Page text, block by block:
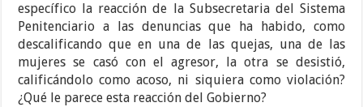
específico la reacción de la Subsecretaria del Sistema
Penitenciario a las denuncias que ha habido, como
descalificando que en una de las quejas, una de las
mujeres se casó con el agresor, la otra se desistió,
calificándolo como acoso, ni siquiera como violación?
¿Qué le parece esta reacción del Gobierno?